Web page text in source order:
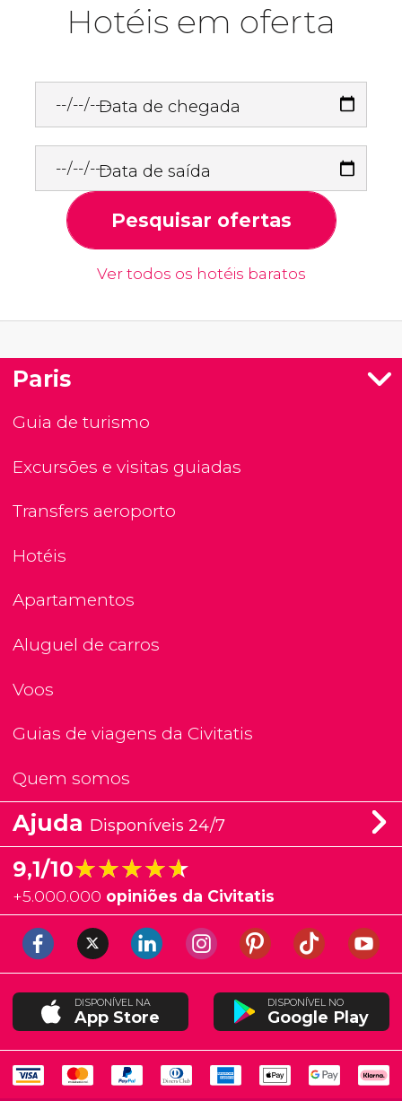
Hotéis em oferta
Data de chegada
Data de saída
Pesquisar ofertas
Ver todos os hotéis baratos
Paris
Guia de turismo
Excursões e visitas guiadas
Transfers aeroporto
Hotéis
Apartamentos
Aluguel de carros
Voos
Guias de viagens da Civitatis
Quem somos
Ajuda Disponíveis 24/7
9,1/10★★★★★
★★★★★
+5.000.000 opiniões da Civitatis
DISPONÍVEL NA
App Store
DISPONÍVEL NO
Google Play